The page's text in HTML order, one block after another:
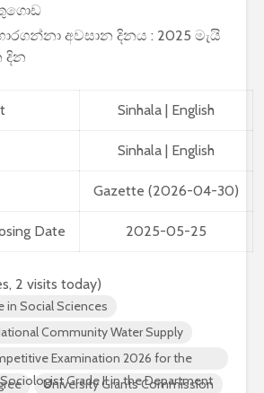
අවසාන දිනය : 2025 මැයි
දින
Sinhala | English
Sinhala | English
Gazette (2026-04-30)
Date 2025-05-25
2 visits today)
in Social Sciences
Community Water Supply
Examination 2026 for the
Grade II in the Department
University Grants Commission